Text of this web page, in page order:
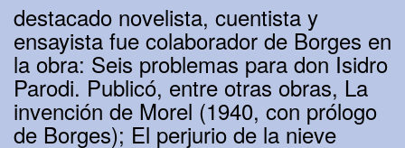
destacado novelista, cuentista y
ensayista fue colaborador de Borges en
la obra: Seis problemas para don Isidro
Parodi. Publicó, entre otras obras, La
invención de Morel (1940, con prólogo
de Borges); El perjurio de la nieve